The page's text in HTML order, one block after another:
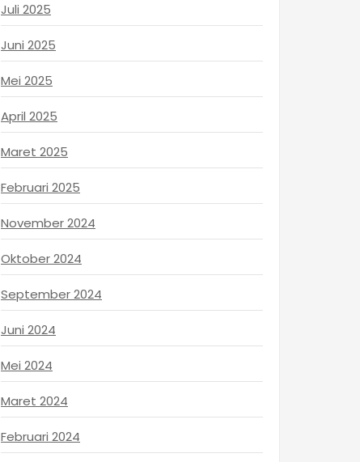
Juli 2025
Juni 2025
Mei 2025
April 2025
Maret 2025
Februari 2025
November 2024
Oktober 2024
September 2024
Juni 2024
Mei 2024
Maret 2024
Februari 2024